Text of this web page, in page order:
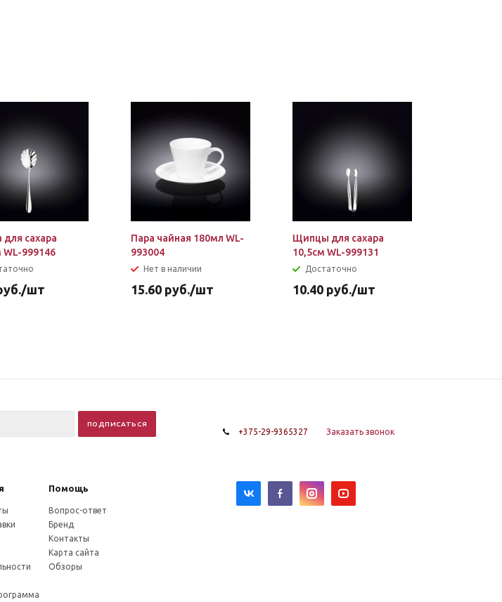
сахара
WL-999146
/шт
Пара чайная 180мл WL-
993004
Нет в наличии
15.60 руб./шт
Щипцы для сахара
10,5см WL-999131
Достаточно
10.40 руб./шт
+375-29-9365327 Заказать звонок
Помощь
Вопрос-ответ
Бренд
Контакты
Карта сайта
Обзоры